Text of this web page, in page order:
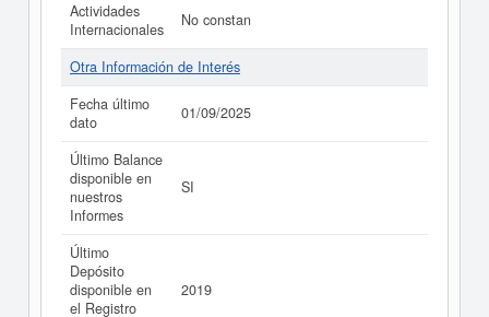
Actividades
Internacionales
No constan
Otra Información de Interés
Fecha último
dato
01/09/2025
Último Balance
disponible en
nuestros
Informes
SI
Último
Depósito
disponible en
el Registro
2019